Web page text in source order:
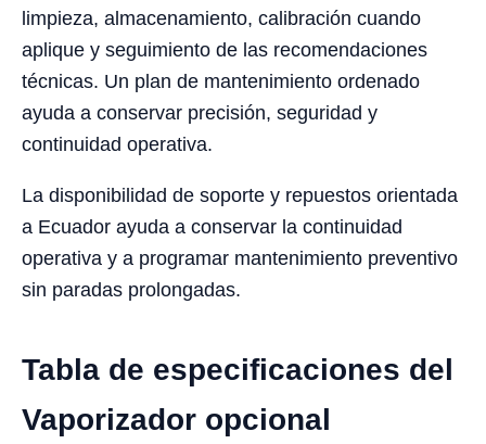
limpieza, almacenamiento, calibración cuando
aplique y seguimiento de las recomendaciones
técnicas. Un plan de mantenimiento ordenado
ayuda a conservar precisión, seguridad y
continuidad operativa.
La disponibilidad de soporte y repuestos orientada
a Ecuador ayuda a conservar la continuidad
operativa y a programar mantenimiento preventivo
sin paradas prolongadas.
Tabla de especificaciones del
Vaporizador opcional